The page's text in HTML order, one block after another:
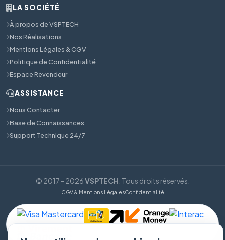
LA SOCIÉTÉ
À propos de VSPTECH
Nos Réalisations
Mentions Légales & CGV
Politique de Confidentialité
Espace Revendeur
ASSISTANCE
Nous Contacter
Base de Connaissances
Support Technique 24/7
© 2017 - 2026VSPTECH . Tous droits réservés.
CGV & Mentions LégalesConfidentialité